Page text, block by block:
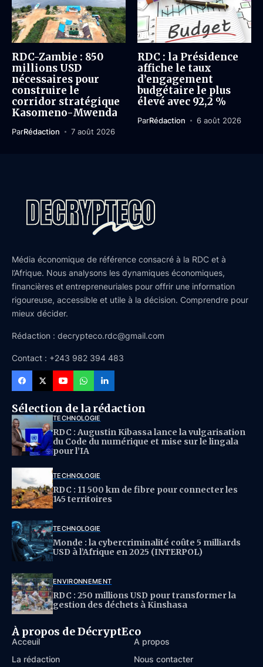
RDC-Zambie : 850
millions USD
nécessaires pour
construire le
corridor stratégique
Kasomeno-Mwenda
ParRédaction 7 août 2026
RDC : la Présidence
affiche le taux
d’engagement
budgétaire le plus
élevé avec 92,2 %
ParRédaction 6 août 2026
Média économique de référence consacré à la RDC et à
l’Afrique. Nous analysons les dynamiques économiques,
financières et entrepreneuriales pour offrir une information
rigoureuse, accessible et utile à la décision. Comprendre pour
mieux décider.
Rédaction : decrypteco.rdc@gmail.com
Contact : +243 982 394 483
Sélection de la rédaction
TECHNOLOGIE
RDC : Augustin Kibassa lance la vulgarisation
du Code du numérique et mise sur le lingala
pour l’IA
TECHNOLOGIE
RDC : 11 500 km de fibre pour connecter les
145 territoires
TECHNOLOGIE
Monde : la cybercriminalité coûte 5 milliards
USD à l’Afrique en 2025 (INTERPOL)
ENVIRONNEMENT
RDC : 250 millions USD pour transformer la
gestion des déchets à Kinshasa
À propos de DécryptEco
Acceuil
À propos
La rédaction
Nous contacter